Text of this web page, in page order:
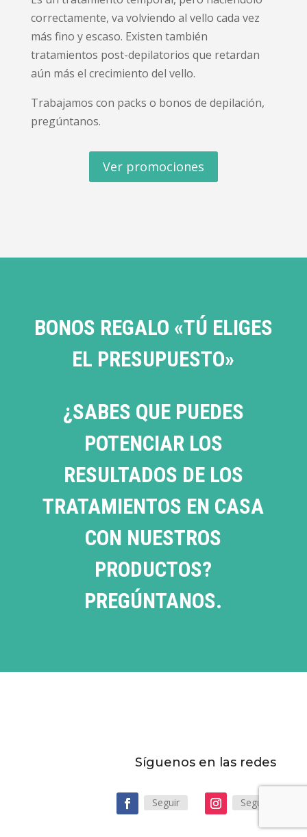
correctamente, va volviendo al vello cada vez
más fino y escaso. Existen también
tratamientos post-depilatorios que retardan
aún más el crecimiento del vello.
Trabajamos con packs o bonos de depilación,
pregúntanos.
Ver promociones
BONOS REGALO «TÚ ELIGES
EL PRESUPUESTO»
¿SABES QUE PUEDES
POTENCIAR LOS
RESULTADOS DE LOS
TRATAMIENTOS EN CASA
CON NUESTROS
PRODUCTOS?
PREGÚNTANOS.
Síguenos en las redes
Seguir Seguir